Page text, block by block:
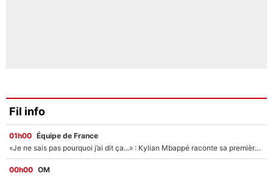
Fil info
01h00 Équipe de France
«Je ne sais pas pourquoi j’ai dit ça...» : Kylian Mbappé raconte sa première rencontre avec Zinédine Zidane (et c’est très drôle)
00h00 OM